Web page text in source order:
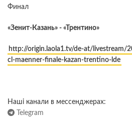
Финал
«Зенит-Казань» - «Трентино»
http://origin.laola1.tv/de-at/livestream/
cl-maenner-finale-kazan-trentino-lde
Наші канали в мессенджерах:
Telegram